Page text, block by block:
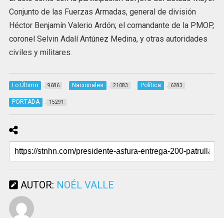
Conjunto de las Fuerzas Armadas, general de división
Héctor Benjamín Valerio Ardón; el comandante de la PMOP,
coronel Selvin Adalí Antúnez Medina, y otras autoridades
civiles y militares.
Lo Último 9686 Nacionales 21083 Política 6283
PORTADA 15291
AUTOR: NOÉL VALLE